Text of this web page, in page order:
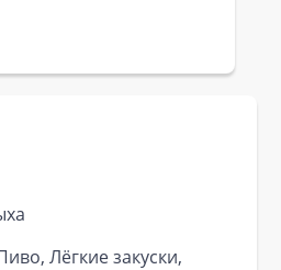
Лёгкие закуски,